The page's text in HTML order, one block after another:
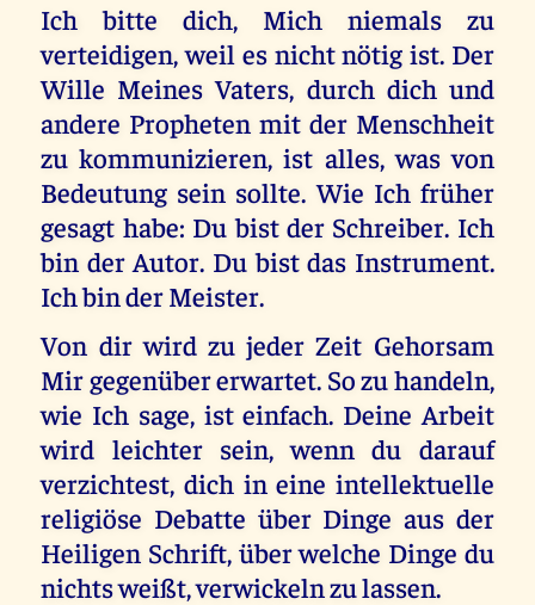
Ich bitte dich, Mich niemals zu
verteidigen, weil es nicht nötig ist. Der
Wille Meines Vaters, durch dich und
andere Propheten mit der Menschheit
zu kommunizieren, ist alles, was von
Bedeutung sein sollte. Wie Ich früher
gesagt habe: Du bist der Schreiber. Ich
bin der Autor. Du bist das Instrument.
Ich bin der Meister.
Von dir wird zu jeder Zeit Gehorsam
Mir gegenüber erwartet. So zu handeln,
wie Ich sage, ist einfach. Deine Arbeit
wird leichter sein, wenn du darauf
verzichtest, dich in eine intellektuelle
religiöse Debatte über Dinge aus der
Heiligen Schrift, über welche Dinge du
nichts weißt, verwickeln zu lassen.